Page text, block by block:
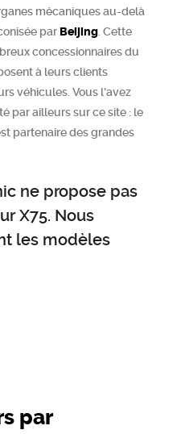
mécaniques au-delà
par Beijing . Cette
concessionnaires du
à leurs clients
véhicules. Vous l'avez
par ailleurs sur ce site : le
partenaire des grandes
ne propose pas
X75. Nous
les modèles
par